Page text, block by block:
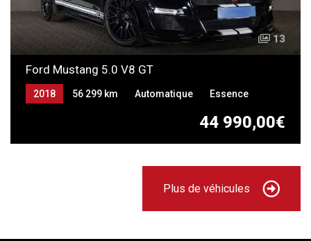
13
Ford Mustang 5.0 V8 GT
44 990,00€
2018 56 299 km Automatique Essence
Plus de véhicules